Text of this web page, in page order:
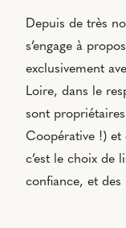
Depuis de très
s’engage à
exclusivement
Loire, dans le
sont
Coopérative !) et
c’est le choix de
confiance, et des